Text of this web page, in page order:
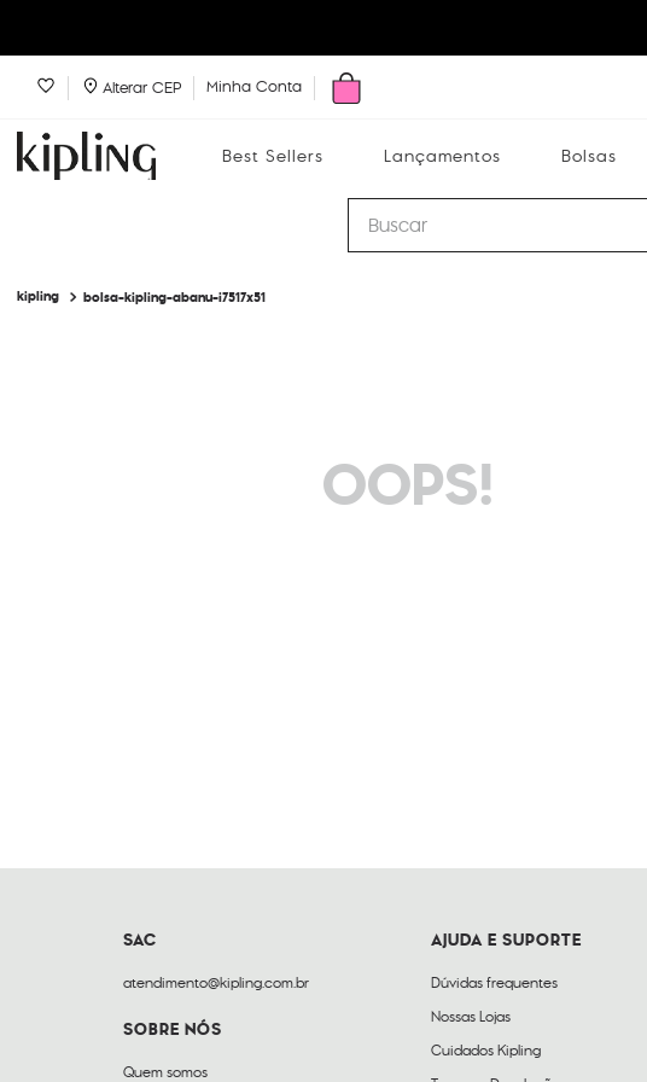
Alterar CEP Minha Conta
Best Sellers Lançamentos Bolsas
Buscar
Best Sellers
bolsa-kipling-abanu-i7517x51
OOPS!
SAC
atendimento@kipling.com.br
SOBRE NÓS
Quem somos
AJUDA E SUPORTE
Dúvidas frequentes
Nossas Lojas
Cuidados Kipling